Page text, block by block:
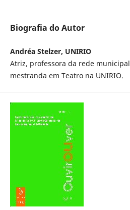
Biografia do Autor
Andréa Stelzer, UNIRIO
Atriz, professora da rede
mestranda em Teatro na UNIRIO.